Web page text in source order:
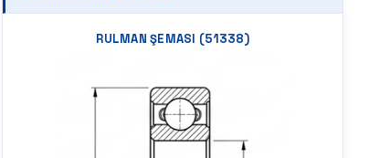
RULMAN ŞEMASI (51338)